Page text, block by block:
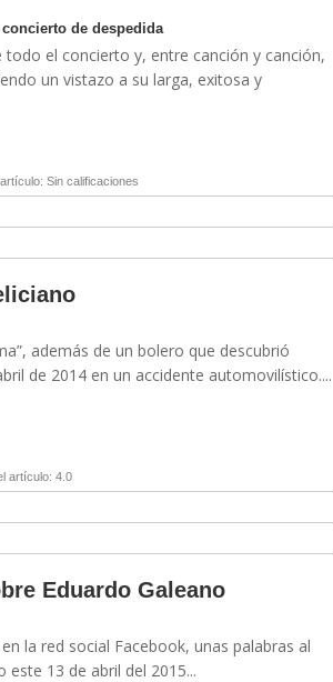
de despedida
el concierto y, entre canción y canción,
un vistazo a su larga, exitosa y
Sin calificaciones
además de un bolero que descubrió
de 2014 en un accidente automovilístico....
artículo: 4.0
Eduardo Galeano
la red social Facebook, unas palabras al
13 de abril del 2015...